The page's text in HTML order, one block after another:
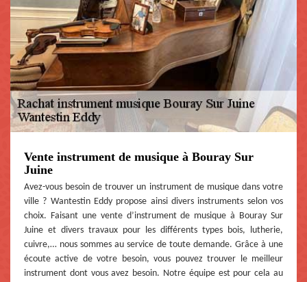
Vente instrument de musique à Bouray Sur
Juine
Avez-vous besoin de trouver un instrument de musique dans votre
ville ? Wantestin Eddy propose ainsi divers instruments selon vos
choix. Faisant une vente d’instrument de musique à Bouray Sur
Juine et divers travaux pour les différents types bois, lutherie,
cuivre,… nous sommes au service de toute demande. Grâce à une
écoute active de votre besoin, vous pouvez trouver le meilleur
instrument dont vous avez besoin. Notre équipe est pour cela au